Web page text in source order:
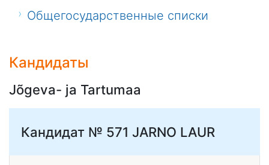
Общегосударственные списки
Кандидаты
Jõgeva- ja Tartumaa
Кандидат № 571 JARNO LAUR